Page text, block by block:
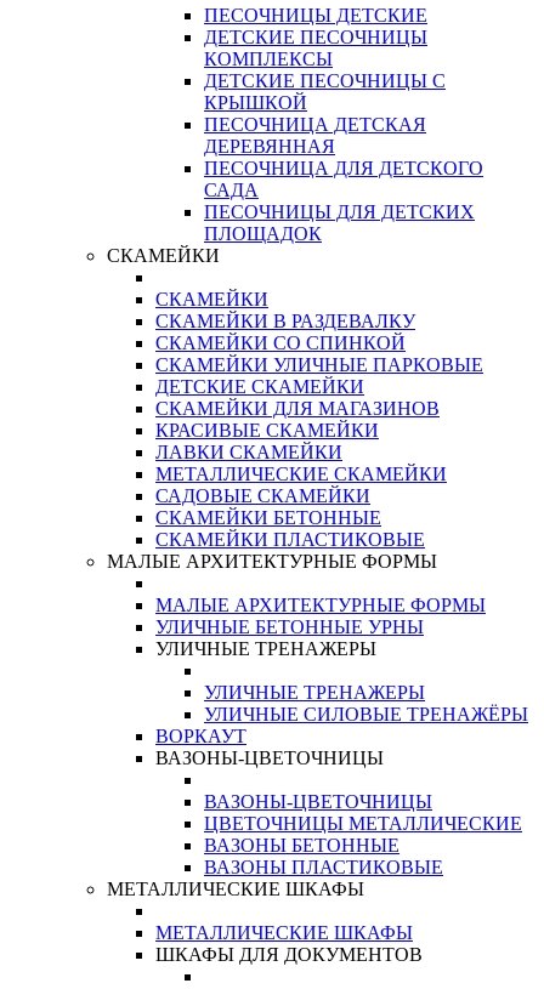
ПЕСОЧНИЦЫ ДЕТСКИЕ
ДЕТСКИЕ ПЕСОЧНИЦЫ
КОМПЛЕКСЫ
ДЕТСКИЕ ПЕСОЧНИЦЫ С
КРЫШКОЙ
ПЕСОЧНИЦА ДЕТСКАЯ
ДЕРЕВЯННАЯ
ПЕСОЧНИЦА ДЛЯ ДЕТСКОГО
САДА
ПЕСОЧНИЦЫ ДЛЯ ДЕТСКИХ
ПЛОЩАДОК
СКАМЕЙКИ
СКАМЕЙКИ
СКАМЕЙКИ В РАЗДЕВАЛКУ
СКАМЕЙКИ СО СПИНКОЙ
СКАМЕЙКИ УЛИЧНЫЕ ПАРКОВЫЕ
ДЕТСКИЕ СКАМЕЙКИ
СКАМЕЙКИ ДЛЯ МАГАЗИНОВ
КРАСИВЫЕ СКАМЕЙКИ
ЛАВКИ СКАМЕЙКИ
МЕТАЛЛИЧЕСКИЕ СКАМЕЙКИ
САДОВЫЕ СКАМЕЙКИ
СКАМЕЙКИ БЕТОННЫЕ
СКАМЕЙКИ ПЛАСТИКОВЫЕ
МАЛЫЕ АРХИТЕКТУРНЫЕ ФОРМЫ
МАЛЫЕ АРХИТЕКТУРНЫЕ ФОРМЫ
УЛИЧНЫЕ БЕТОННЫЕ УРНЫ
УЛИЧНЫЕ ТРЕНАЖЕРЫ
УЛИЧНЫЕ ТРЕНАЖЕРЫ
УЛИЧНЫЕ СИЛОВЫЕ ТРЕНАЖЁРЫ
ВОРКАУТ
ВАЗОНЫ-ЦВЕТОЧНИЦЫ
ВАЗОНЫ-ЦВЕТОЧНИЦЫ
ЦВЕТОЧНИЦЫ МЕТАЛЛИЧЕСКИЕ
ВАЗОНЫ БЕТОННЫЕ
ВАЗОНЫ ПЛАСТИКОВЫЕ
МЕТАЛЛИЧЕСКИЕ ШКАФЫ
МЕТАЛЛИЧЕСКИЕ ШКАФЫ
ШКАФЫ ДЛЯ ДОКУМЕНТОВ